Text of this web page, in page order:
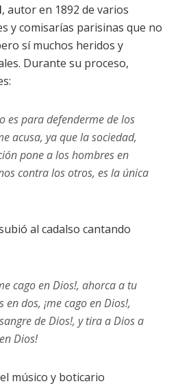
, autor en 1892 de varios
y comisarías parisinas que no
sí muchos heridos y
Durante su proceso,
es para defenderme de los
acusa, ya que la sociedad,
pone a los hombres en
contra los otros, es la única
al cadalso cantando
cago en Dios!, ahorca a tu
dos, ¡me cago en Dios!,
de Dios!, y tira a Dios a
Dios!
músico y boticario